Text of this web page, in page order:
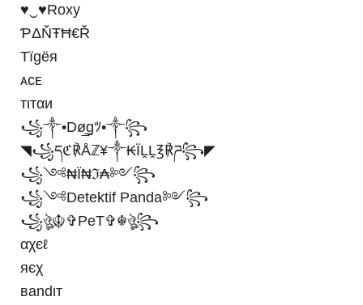
♥‿♥Roxy
ƤΔŇŦĦ€Ř
Tїgёя
ᴀᴄᴇ
тιтαи
꧁༒•Dø͢͢͢gﾂ•༒꧂
◥꧁དℭ℟Åℤ¥༒₭ÏḼḼ℥℟ཌ꧂◤
꧁༺₦Ї₦ℑ₳༻꧂
꧁༺Detektif Panda༻꧂
꧁ঔৣ☬✞PeT✞☬ঔৣ꧂
αχєℓ
яєχ
вandιт